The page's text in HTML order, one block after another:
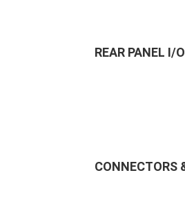
REAR PANEL I/O
CONNECTORS